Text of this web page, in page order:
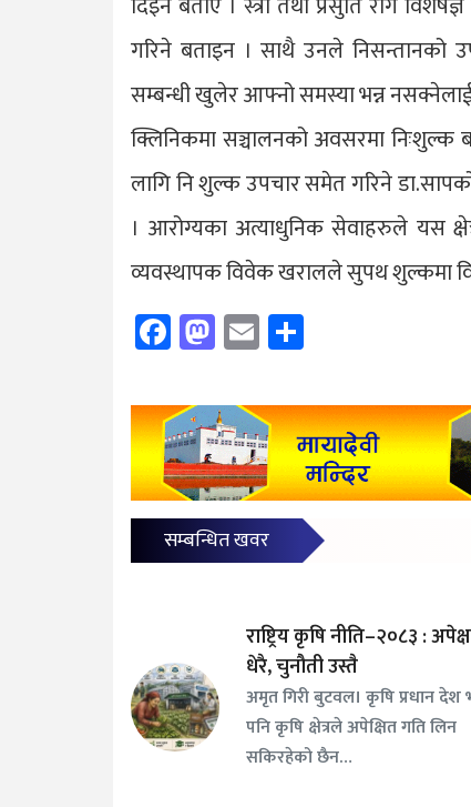
गरिने बताइन । साथै उनले निसन्तानको
सम्बन्धी खुलेर आफ्नो समस्या भन्न
क्लिनिकमा सञ्चालनको अवसरमा निःशुल्क
लागि नि शुल्क उपचार समेत गरिने
। आरोग्यका अत्याधुनिक सेवाहरुले यस
व्यवस्थापक विवेक खरालले सुपथ शुल्कमा
Facebook
Mastodon
Email
सम्बन्धित खवर
राष्ट्रिय कृषि नीति–२०८३ :
धेरै, चुनौती उस्तै
अमृत गिरी बुटवल। कृषि प्रधान देश
पनि कृषि क्षेत्रले अपेक्षित गति लिन
सकिरहेको छैन…